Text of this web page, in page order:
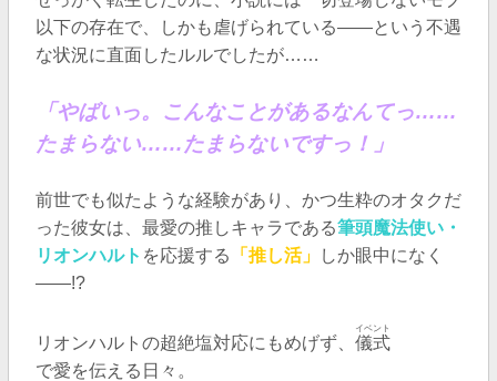
以下の存在で、しかも虐げられている――という不遇
な状況に直面したルルでしたが……
「やばいっ。こんなことがあるなんてっ……
たまらない……たまらないですっ！」
前世でも似たような経験があり、かつ生粋のオタクだ
った彼女は、最愛の推しキャラである筆頭魔法使い・
リオンハルト を応援する 「推し活」
しか眼中になく
――!?
リオンハルトの超絶塩対応にもめげず、 儀式
イベント
で愛を伝える日々。